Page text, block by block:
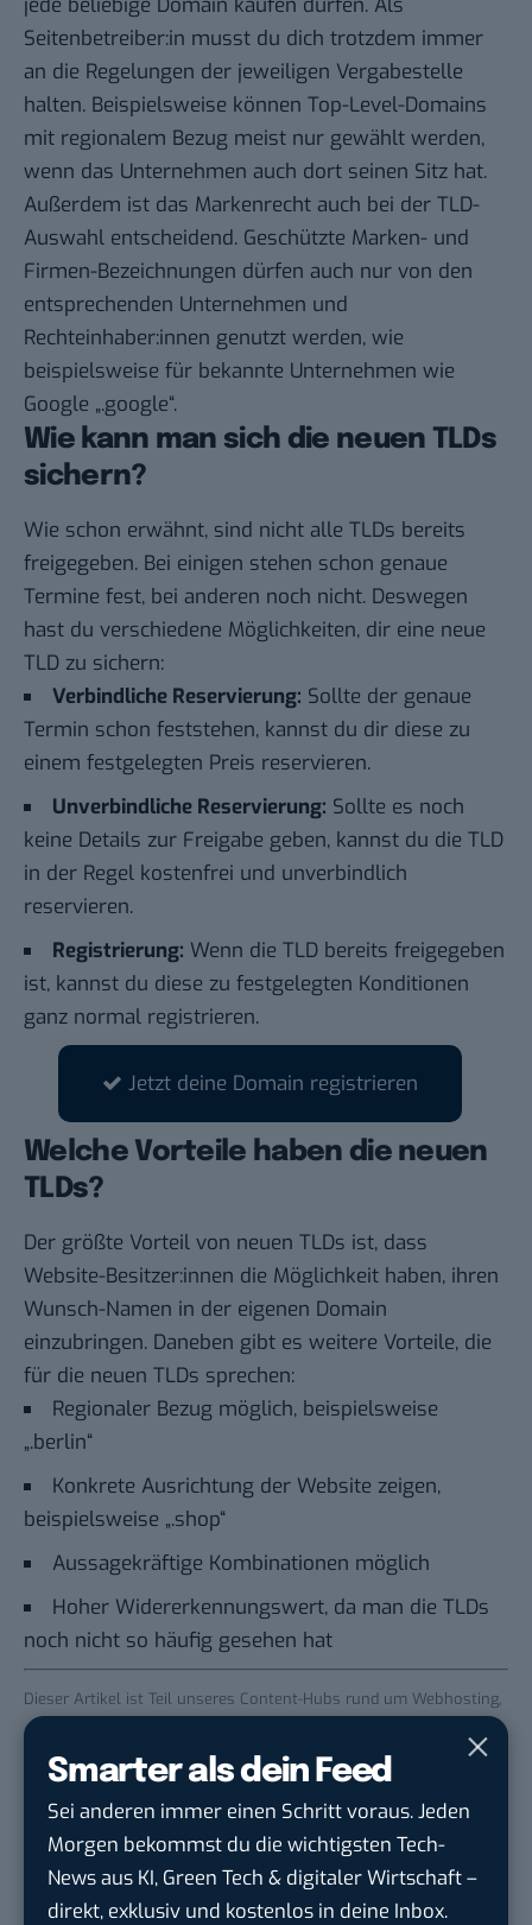
Smarter als dein Feed
Sei anderen immer einen Schritt voraus. Jeden
Morgen bekommst du die wichtigsten Tech-
News aus KI, Green Tech & digitaler Wirtschaft –
direkt, exklusiv und kostenlos in deine Inbox.
Seitenbetreiber:in musst du dich trotzdem immer
an die Regelungen der jeweiligen Vergabestelle
halten. Beispielsweise können Top-Level-Domains
mit regionalem Bezug meist nur gewählt werden,
wenn das Unternehmen auch dort seinen Sitz hat.
Außerdem ist das Markenrecht auch bei der TLD-
Auswahl entscheidend. Geschützte Marken- und
Firmen-Bezeichnungen dürfen auch nur von den
entsprechenden Unternehmen und
Rechteinhaber:innen genutzt werden, wie
beispielsweise für bekannte Unternehmen wie
Google „.google“.
Wie kann man sich die neuen TLDs
sichern?
Wie schon erwähnt, sind nicht alle TLDs bereits
freigegeben. Bei einigen stehen schon genaue
Termine fest, bei anderen noch nicht. Deswegen
hast du verschiedene Möglichkeiten, dir eine neue
TLD zu sichern:
Verbindliche Reservierung: Sollte der genaue
Termin schon feststehen, kannst du dir diese zu
einem festgelegten Preis reservieren.
Unverbindliche Reservierung: Sollte es noch
keine Details zur Freigabe geben, kannst du die TLD
in der Regel kostenfrei und unverbindlich
reservieren.
Registrierung: Wenn die TLD bereits freigegeben
ist, kannst du diese zu festgelegten Konditionen
ganz normal registrieren.
Jetzt deine Domain registrieren
Welche Vorteile haben die neuen
TLDs?
Der größte Vorteil von neuen TLDs ist, dass
Website-Besitzer:innen die Möglichkeit haben, ihren
Wunsch-Namen in der eigenen Domain
einzubringen. Daneben gibt es weitere Vorteile, die
für die neuen TLDs sprechen:
Regionaler Bezug möglich, beispielsweise
„.berlin“
Konkrete Ausrichtung der Website zeigen,
beispielsweise „.shop“
Aussagekräftige Kombinationen möglich
Hoher Widererkennungswert, da man die TLDs
noch nicht so häufig gesehen hat
Dieser Artikel ist Teil unseres Content-Hubs rund um Webhosting,
Cloud-Services und Domains
Social Media Content Creator (m/w/d)
moveUP Media GmbHinDüsseldorf